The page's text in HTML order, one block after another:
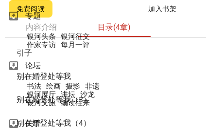
免费阅读 加入书架
内容介绍 目录(4章)
引子
别在婚登处等我
别在婚登处等我（3）
别在婚登处等我（4）
move_to_inbox 专题
银河头条 银河征文
作家专访 每月一评
move_to_inbox 论坛
书法 绘画 摄影 非遗
银河展厅 讲坛 沙龙
银河文旅
编读往来
move_to_inbox 关于